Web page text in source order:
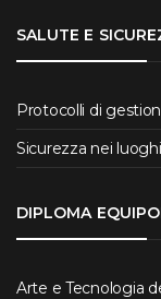
SALUTE E
Protocolli di
Sicurezza nei
DIPLOMA
Arte e Tecnologia